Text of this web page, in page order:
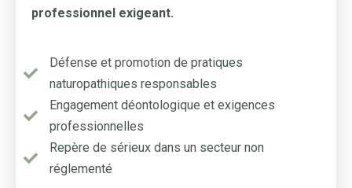
professionnel exigeant.
Défense et promotion de pratiques
naturopathiques responsables
Engagement déontologique et exigences
professionnelles
Repère de sérieux dans un secteur non
réglementé